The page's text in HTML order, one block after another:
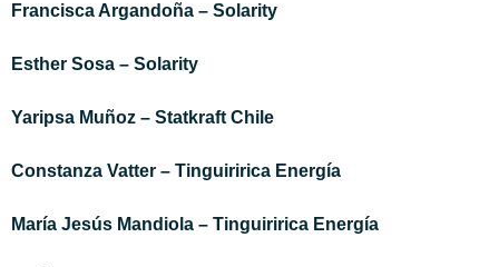
Francisca Argandoña – Solarity
Esther Sosa – Solarity
Yaripsa Muñoz – Statkraft Chile
Constanza Vatter – Tinguiririca Energía
María Jesús Mandiola – Tinguiririca Energía